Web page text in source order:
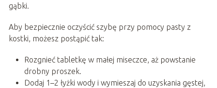
gąbki.
Aby bezpiecznie oczyścić szybę przy pomocy pasty z
kostki, możesz postąpić tak:
Rozgnieć tabletkę w małej miseczce, aż powstanie
drobny proszek.
Dodaj 1–2 łyżki wody i wymieszaj do uzyskania gęstej,